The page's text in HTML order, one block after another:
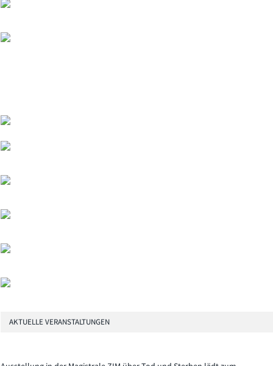
AKTUELLE VERANSTALTUNGEN